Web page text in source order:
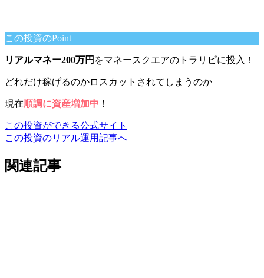
この投資のPoint
リアルマネー200万円 をマネースクエアのトラリピに投入！
どれだけ稼げるのかロスカットされてしまうのか
現在順調に資産増加中 ！
この投資ができる公式サイト
この投資のリアル運用記事へ
関連記事